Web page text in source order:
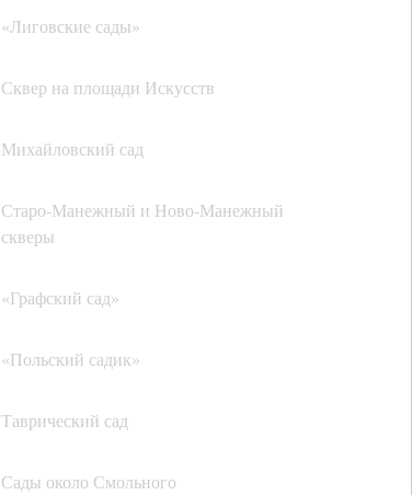
«Лиговские сады»
Сквер на площади Искусств
Михайловский сад
Старо-Манежный и Ново-Манежный
скверы
«Графский сад»
«Польский садик»
Таврический сад
Сады около Смольного